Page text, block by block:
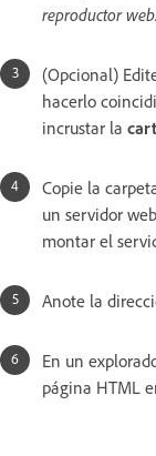
reproductor web.
(Opcional)
hacerlo
incrustar la
Copie la
un servidor
montar el
Anote la
En un
página HTML